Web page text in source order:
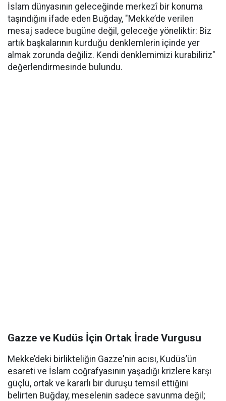
İslam dünyasının geleceğinde merkezî bir konuma
taşındığını ifade eden Buğday, "Mekke’de verilen
mesaj sadece bugüne değil, geleceğe yöneliktir: Biz
artık başkalarının kurduğu denklemlerin içinde yer
almak zorunda değiliz. Kendi denklemimizi kurabiliriz"
değerlendirmesinde bulundu.
Gazze ve Kudüs İçin Ortak İrade Vurgusu
Mekke’deki birlikteliğin Gazze'nin acısı, Kudüs’ün
esareti ve İslam coğrafyasının yaşadığı krizlere karşı
güçlü, ortak ve kararlı bir duruşu temsil ettiğini
belirten Buğday, meselenin sadece savunma değil;